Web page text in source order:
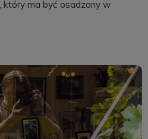
ma być osadzony w